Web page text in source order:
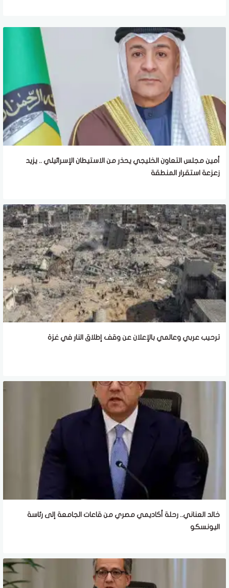
أمين مجلس التعاون الخليجي يحذر من الاستيطان الإسرائيلي .. يزيد
زعزعة استقرار المنطقة
ترحيب عربي وعالمي بالإعلان عن وقف إطلاق النار في غزة
خالد العناني.. رحلة أكاديمي مصري من قاعات الجامعة إلى رئاسة
اليونسكو